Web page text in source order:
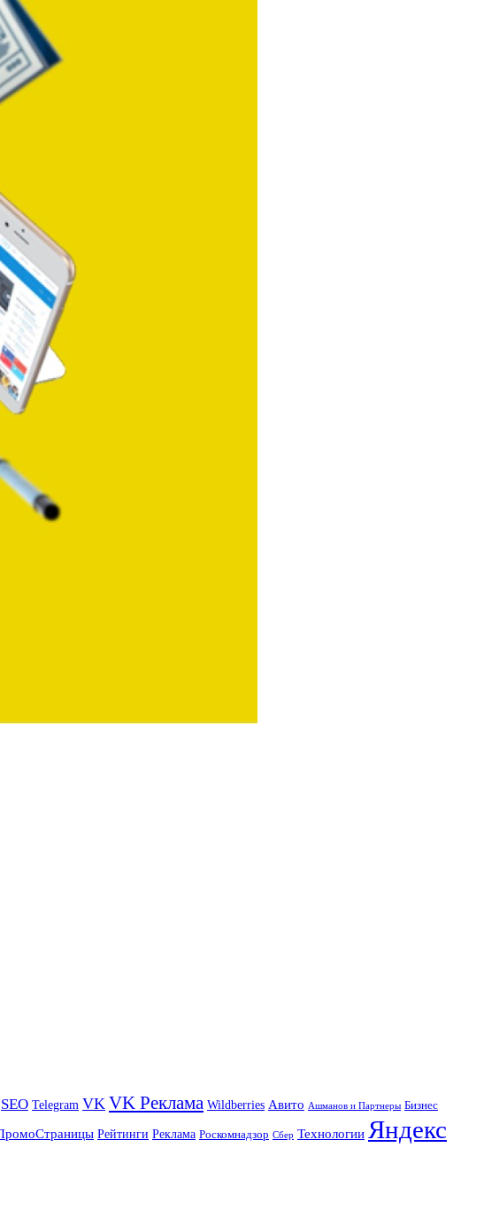
SEO Telegram VK VK Реклама Wildberries Авито Ашманов и Партнеры Бизнес
Рейтинги Реклама Роскомнадзор Сбер Технологии Яндекс